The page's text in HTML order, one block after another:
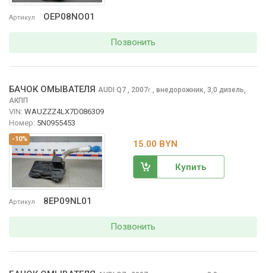
Артикул OEP08NO01
Позвонить
-10%
Артикул 8EP09NL01
БАЧОК ОМЫВАТЕЛЯ AUDI Q7 , 2007г., внедорожник, 3,0 дизель,
АКПП
VIN: WAUZZZ4LX7D086309
Номер: 5N0955453
15.00 BYN
Купить
Позвонить